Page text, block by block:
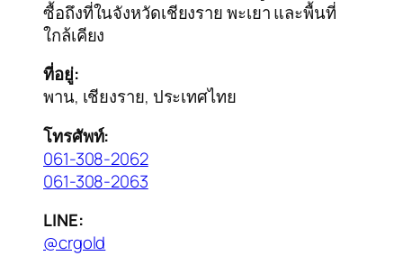
ซื้อถึงที่ในจังหวัดเชียงราย พะเยา และพื้นที่
ใกล้เคียง
ที่อยู่:
พาน, เชียงราย, ประเทศไทย
โทรศัพท์:
061-308-2062
061-308-2063
LINE:
@crgold